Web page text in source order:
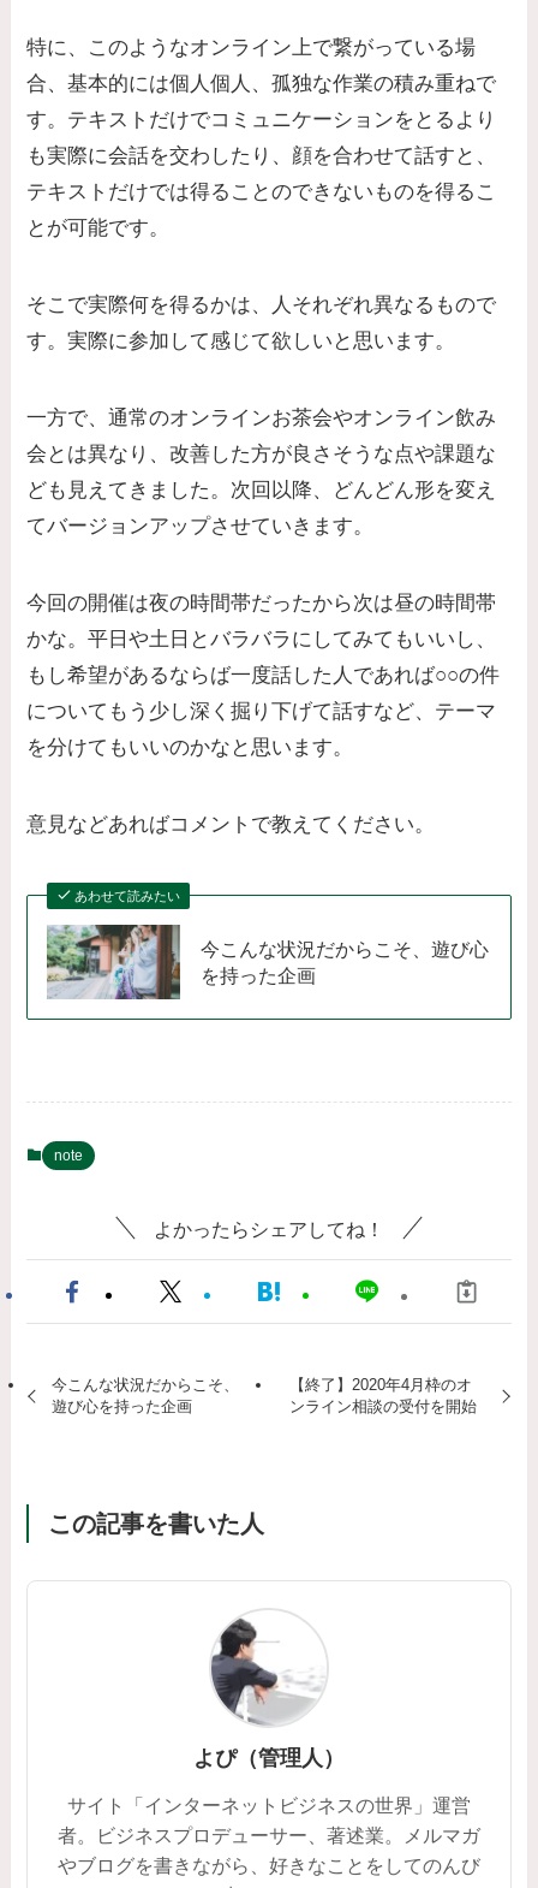
特に、このようなオンライン上で繋がっている場
合、基本的には個人個人、孤独な作業の積み重ねで
す。テキストだけでコミュニケーションをとるより
も実際に会話を交わしたり、顔を合わせて話すと、
テキストだけでは得ることのできないものを得るこ
とが可能です。
そこで実際何を得るかは、人それぞれ異なる もので
す。実際に参加して感じて欲しいと思います。
一方で、通常のオンラインお茶会やオンライン飲み
会とは異なり、改善した方が良さそうな点や課題な
ども見えてきました。次回以降、どんどん形を変え
てバージョンアップさせていきます。
今回の開催は夜の時間帯だったから次は昼の時間帯
かな。平日や土日とバラバラにしてみてもいいし、
もし希望があるならば一度話した人であれば○○の件
についてもう少し深く掘り下げて話すなど、テーマ
を分けてもいいのかなと思います。
意見などあればコメントで教えてください。
あわせて読みたい
今こんな状況だからこそ、遊び心
を持った企画
note
よかったらシェアしてね！
今こんな状況だからこそ、
遊び心を持った企画
【終了】2020年4月枠のオ
ンライン相談の受付を開始
この記事を書いた人
よぴ（管理人）
サイト「インターネットビジネスの世界」運営
者。ビジネスプロデューサー、著述業。メルマガ
やブログを書きながら、好きなことをしてのんび